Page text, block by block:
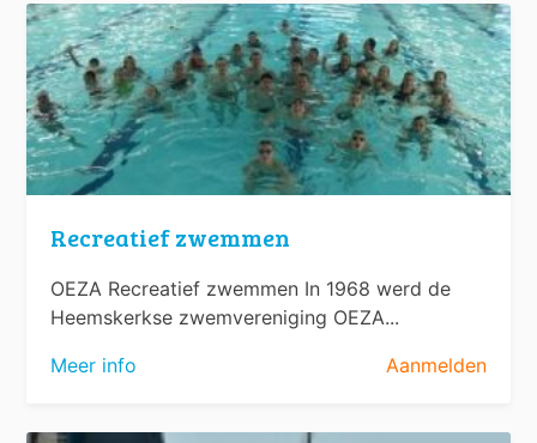
Recreatief zwemmen
OEZA Recreatief zwemmen In 1968 werd de
Heemskerkse zwemvereniging OEZA...
Meer info
Aanmelden